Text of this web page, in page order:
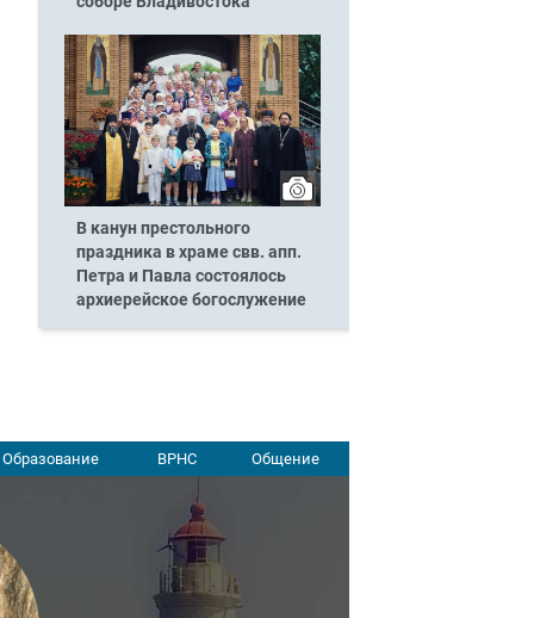
В канун престольного
праздника в храме свв. апп.
Петра и Павла состоялось
архиерейское богослужение
Образование ВРНС Общение